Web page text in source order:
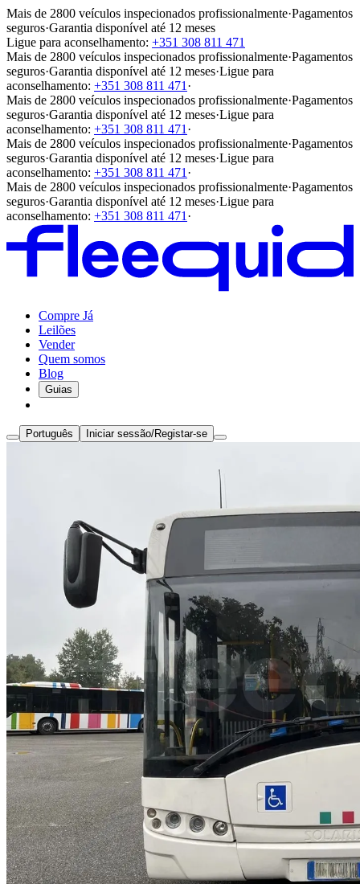
Mais de 2800 veículos inspecionados profissionalmente·Pagamentos
seguros·Garantia disponível até 12 meses
Ligue para aconselhamento: +351 308 811 471
Mais de 2800 veículos inspecionados profissionalmente·Pagamentos
seguros·Garantia disponível até 12 meses·Ligue para
aconselhamento: +351 308 811 471 ·
Mais de 2800 veículos inspecionados profissionalmente·Pagamentos
seguros·Garantia disponível até 12 meses·Ligue para
aconselhamento: +351 308 811 471 ·
Mais de 2800 veículos inspecionados profissionalmente·Pagamentos
seguros·Garantia disponível até 12 meses·Ligue para
aconselhamento: +351 308 811 471 ·
Mais de 2800 veículos inspecionados profissionalmente·Pagamentos
seguros·Garantia disponível até 12 meses·Ligue para
aconselhamento: +351 308 811 471 ·
Compre Já
Leilões
Vender
Quem somos
Blog
Guias
Português Iniciar sessão/Registar-se